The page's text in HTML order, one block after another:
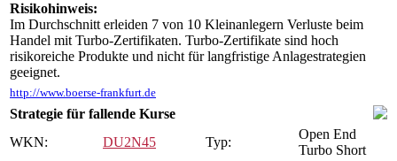
Risikohinweis:
Im Durchschnitt erleiden 7 von 10 Kleinanlegern Verluste beim
Handel mit Turbo-Zertifikaten. Turbo-Zertifikate sind hoch
risikoreiche Produkte und nicht für langfristige Anlagestrategien
geeignet.
http://www.boerse-frankfurt.de
Strategie für fallende Kurse
WKN:
DU2N45 Typ:
Open End
Turbo Short